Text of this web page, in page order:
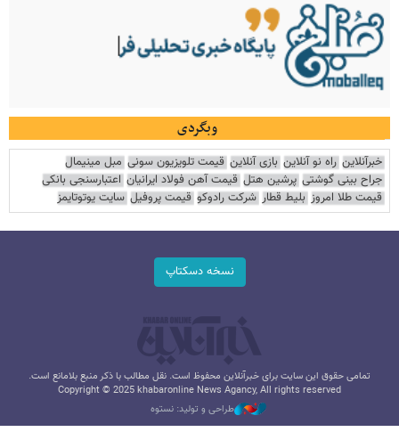
وبگردی
خبرآنلاین راه نو آنلاین بازی آنلاین قیمت تلویزیون سونی مبل مینیمال
جراح بینی گوشتی پرشین هتل قیمت آهن فولاد ایرانیان اعتبارسنجی بانکی
قیمت طلا امروز بلیط قطار شرکت رادوکو قیمت پروفیل سایت یوتوتایمز
نسخه دسکتاپ
تمامی حقوق این سایت برای خبرآنلاین محفوظ است. نقل مطالب با ذکر منبع بلامانع است.
Copyright © 2025 khabaronline News Agancy, All rights reserved
طراحی و تولید: نستوه